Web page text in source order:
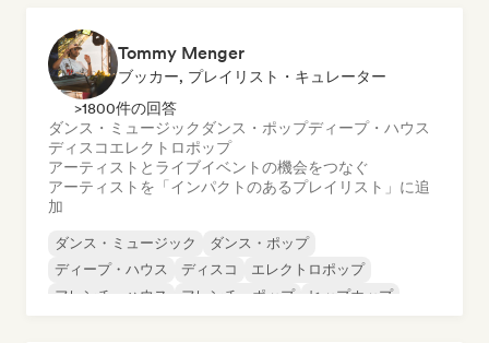
Tommy Menger
ブッカー, プレイリスト・キュレーター
>1800件の回答
ダンス・ミュージック ダンス・ポップディープ・ハウス
ディスコエレクトロポップ
アーティストとライブイベントの機会をつなぐ
アーティストを「インパクトのあるプレイリスト」に追
加
ダンス・ミュージック
ダンス・ポップ
ディープ・ハウス
ディスコ
エレクトロポップ
フレンチ・ハウス
フレンチ・ポップ ヒップホップ